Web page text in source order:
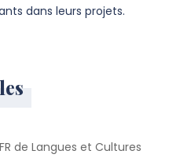
dans leurs projets.
de Langues et Cultures